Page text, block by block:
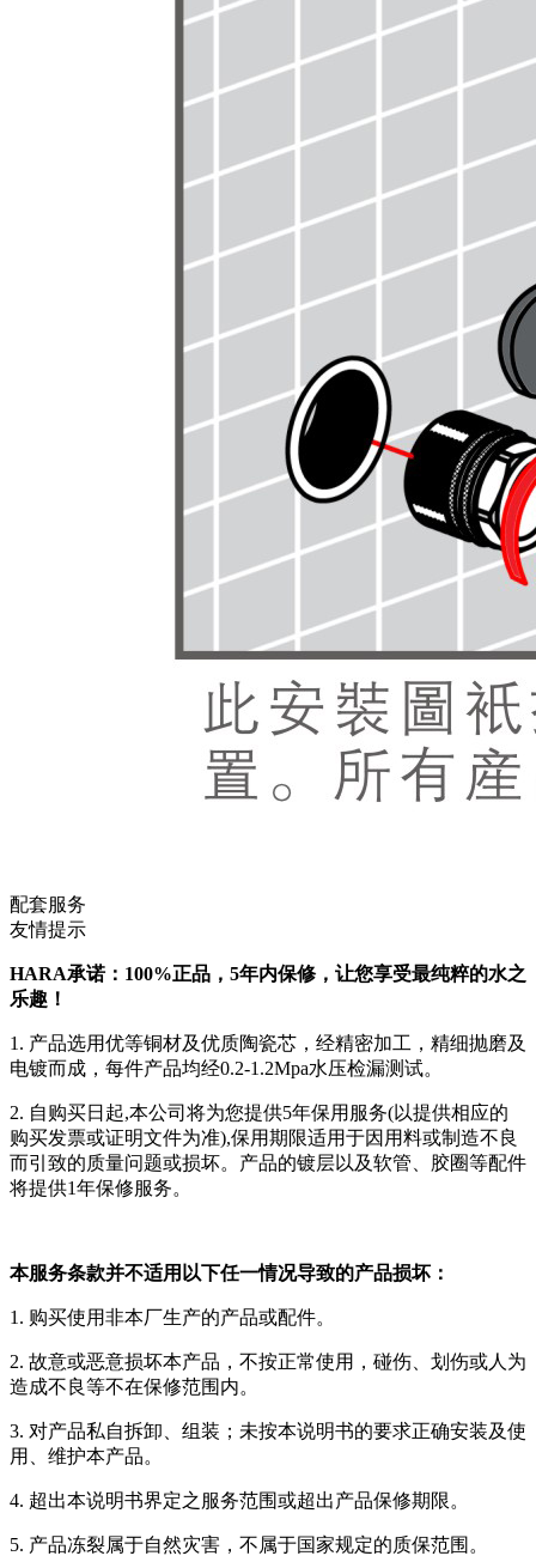
配套服务
友情提示
HARA承诺：100%正品，5年内保修，让您享受最纯粹的水之
乐趣！
1. 产品选用优等铜材及优质陶瓷芯，经精密加工，精细抛磨及
电镀而成，每件产品均经0.2-1.2Mpa水压检漏测试。
2. 自购买日起,本公司将为您提供5年保用服务(以提供相应的
购买发票或证明文件为准),保用期限适用于因用料或制造不良
而引致的质量问题或损坏。产品的镀层以及软管、胶圈等配件
将提供1年保修服务。
本服务条款并不适用以下任一情况导致的产品损坏：
1. 购买使用非本厂生产的产品或配件。
2. 故意或恶意损坏本产品，不按正常使用，碰伤、划伤或人为
造成不良等不在保修范围内。
3. 对产品私自拆卸、组装；未按本说明书的要求正确安装及使
用、维护本产品。
4. 超出本说明书界定之服务范围或超出产品保修期限。
5. 产品冻裂属于自然灾害，不属于国家规定的质保范围。